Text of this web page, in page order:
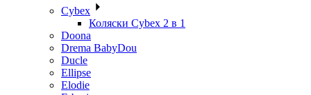
Cybex
Коляски Cybex 2 в 1
Doona
Drema BabyDou
Ducle
Ellipse
Elodie